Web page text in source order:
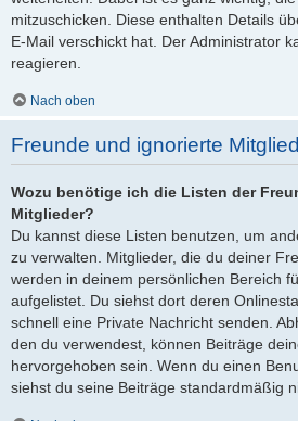
mitzuschicken. Diese enthalten Details
E-Mail verschickt hat. Der Administrator
reagieren.
Nach oben
Freunde und ignorierte
Wozu benötige ich die Listen der
Mitglieder?
Du kannst diese Listen benutzen, um
zu verwalten. Mitglieder, die du deiner
werden in deinem persönlichen Bereich
aufgelistet. Du siehst dort deren
schnell eine Private Nachricht senden.
den du verwendest, können Beiträge
hervorgehoben sein. Wenn du einen
siehst du seine Beiträge standardmäßig